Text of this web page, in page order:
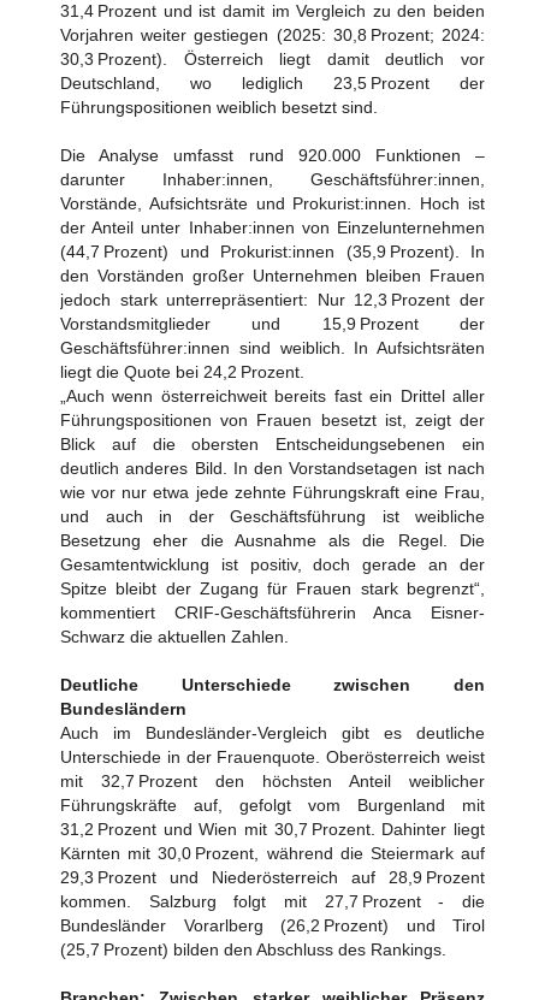
31,4 Prozent und ist damit im Vergleich zu den beiden
Vorjahren weiter gestiegen (2025: 30,8 Prozent; 2024:
30,3 Prozent). Österreich liegt damit deutlich vor
Deutschland, wo lediglich 23,5 Prozent der
Führungspositionen weiblich besetzt sind.
Die Analyse umfasst rund 920.000 Funktionen –
darunter Inhaber:innen, Geschäftsführer:innen,
Vorstände, Aufsichtsräte und Prokurist:innen. Hoch ist
der Anteil unter Inhaber:innen von Einzelunternehmen
(44,7 Prozent) und Prokurist:innen (35,9 Prozent). In
den Vorständen großer Unternehmen bleiben Frauen
jedoch stark unterrepräsentiert: Nur 12,3 Prozent der
Vorstandsmitglieder und 15,9 Prozent der
Geschäftsführer:innen sind weiblich. In Aufsichtsräten
liegt die Quote bei 24,2 Prozent.
„Auch wenn österreichweit bereits fast ein Drittel aller
Führungspositionen von Frauen besetzt ist, zeigt der
Blick auf die obersten Entscheidungsebenen ein
deutlich anderes Bild. In den Vorstandsetagen ist nach
wie vor nur etwa jede zehnte Führungskraft eine Frau,
und auch in der Geschäftsführung ist weibliche
Besetzung eher die Ausnahme als die Regel. Die
Gesamtentwicklung ist positiv, doch gerade an der
Spitze bleibt der Zugang für Frauen stark begrenzt“,
kommentiert CRIF-Geschäftsführerin Anca Eisner-
Schwarz die aktuellen Zahlen.
Deutliche Unterschiede zwischen den
Bundesländern
Auch im Bundesländer-Vergleich gibt es deutliche
Unterschiede in der Frauenquote. Oberösterreich weist
mit 32,7 Prozent den höchsten Anteil weiblicher
Führungskräfte auf, gefolgt vom Burgenland mit
31,2 Prozent und Wien mit 30,7 Prozent. Dahinter liegt
Kärnten mit 30,0 Prozent, während die Steiermark auf
29,3 Prozent und Niederösterreich auf 28,9 Prozent
kommen. Salzburg folgt mit 27,7 Prozent - die
Bundesländer Vorarlberg (26,2 Prozent) und Tirol
(25,7 Prozent) bilden den Abschluss des Rankings.